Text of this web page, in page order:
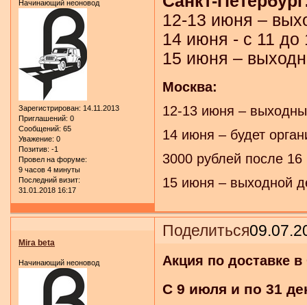
Начинающий неоновод
Зарегистрирован: 14.11.2013
Приглашений: 0
Сообщений: 65
Уважение: 0
Позитив: -1
Провел на форуме:
9 часов 4 минуты
Последний визит:
31.01.2018 16:17
12-13 июня –
14 июня - с 11 до
15 июня –
Москва:
12-13 июня –
14 июня – будет
3000 рублей после
15 июня – выходной
Поделиться
Mira beta
Начинающий неоновод Акция по доставке в
С 9 июля и по 31